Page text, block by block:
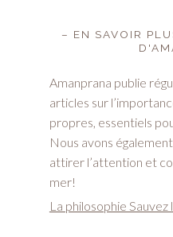
– EN SAVOIR
Amanprana publie
articles sur
propres, essentiels
Nous avons
attirer l’attention et
mer!
La philosophie ­­Sauvez